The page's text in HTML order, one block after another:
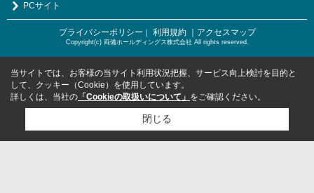
PCサイト
プライバシーポリシー ｜ 利用規約 ｜アクセスマップ
Copyright(c) 両備ホールディングス株式会社 All rights reserved.
当サイトでは、お客様の当サイト利用状況把握、サービス向上検討を目的と
して、クッキー（Cookie）を使用しています。
詳しくは、当社の 「Cookieの取扱いについて」 をご確認ください。
閉じる